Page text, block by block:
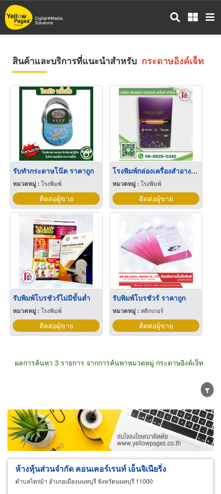
ข้าม
ไป
สินค้าและบริการที่แนะนำสำหรับ กระดาษอิงค์เจ็ท
รับทำกระดาษโน๊ต ราคาถูก
หมวดหมู่ : โรงพิมพ์
ติดต่อผู้ขาย
โรงพิมพ์กล่องเครื่องสำอางค์ สมุทรปราการ
หมวดหมู่ :โรงพิมพ์
ติดต่อผู้ขาย
รับพิมพ์โบรชัวร์ไม่มีขั้นต่ำ
หมวดหมู่ : โรงพิมพ์
ติดต่อผู้ขาย
รับพิมพ์โบรชัวร์ ราคาถูก
หมวดหมู่ : สติกเกอร์
ติดต่อผู้ขาย
ผลการค้นหา 3 รายการ จากการค้นหาหมวดหมู่ กระดาษอิงค์เจ็ท
ขายส่ง ขายปลีก ผู้ผลิต
ตัวแทนจัดจำหน่าย
ผู้ส่งออก/นำเข้า
ธุรกิจบริการ
ห้างหุ้นส่วนจำกัด คอนเคอร์เรนท์ เอ็นจิเนียริ่ง
ตำบลไทรม้า อำเภอเมืองนนทบุรี จังหวัดนนทบุรี 11000